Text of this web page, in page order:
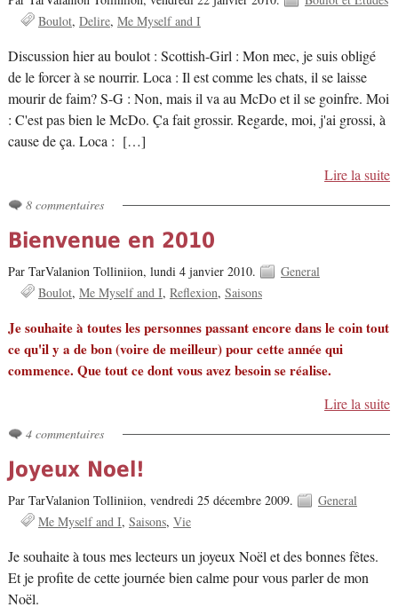
Boulot Delire Me Myself and I
Discussion hier au boulot : Scottish-Girl : Mon mec, je suis obligé
de le forcer à se nourrir. Loca : Il est comme les chats, il se laisse
mourir de faim? S-G : Non, mais il va au McDo et il se goinfre. Moi
: C'est pas bien le McDo. Ça fait grossir. Regarde, moi, j'ai grossi, à
cause de ça. Loca : […]
Lire la suite
8 commentaires
Bienvenue en 2010
Par TarValanion Tolliniion, lundi 4 janvier 2010.
General
Boulot Me Myself and I Reflexion Saisons
Je souhaite à toutes les personnes passant encore dans le coin tout
ce qu'il y a de bon (voire de meilleur) pour cette année qui
commence. Que tout ce dont vous avez besoin se réalise.
Lire la suite
4 commentaires
Joyeux Noel!
Par TarValanion Tolliniion, vendredi 25 décembre 2009.
General
Me Myself and I Saisons Vie
Je souhaite à tous mes lecteurs un joyeux Noël et des bonnes fêtes.
Et je profite de cette journée bien calme pour vous parler de mon
Noël.